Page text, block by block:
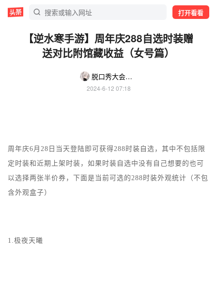
打开看看
【逆水寒手游】周年庆288自选时装赠
送对比附馆藏收益（女号篇）
脱口秀大会议室
2024-6-12 07:18
周年庆6月28日当天登陆即可获得288时装自选，其中不包括限
定时装和近期上架时装，如果时装自选中没有自己想要的也可
以选择两张半价券，下面是当前可选的288时装外观统计（不包
含外观盒子）
1.极夜天曦